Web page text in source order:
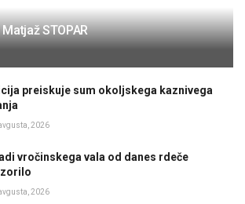
STOPAR
preiskuje sum okoljskega kaznivega
2026
vročinskega vala od danes rdeče
2026